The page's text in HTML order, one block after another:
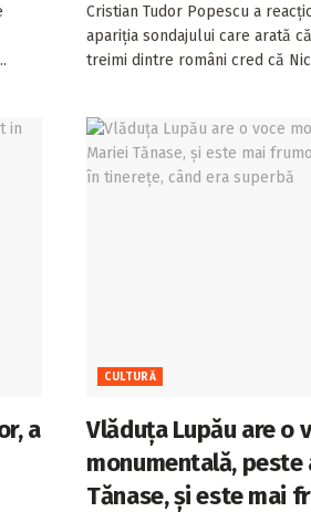
Cristian Tudor Popescu a
apariția sondajului care arată
treimi dintre români cred că
a
CULTURĂ
Vlăduța Lupău are o
monumentală, peste
Tănase, și este mai